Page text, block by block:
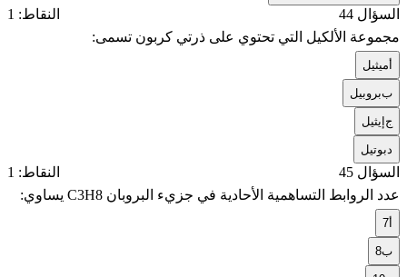
السؤال 44
النقاط: 1
مجموعة الألكيل التي تحتوي على ذرتي كربون تسمى:
ميثيل
ببروبيل
جإيثيل
بوتيل
السؤال 45
النقاط: 1
عدد الروابط التساهمية الأحادية في جزيء البروبان C3H8 يساوي:
7
ب8